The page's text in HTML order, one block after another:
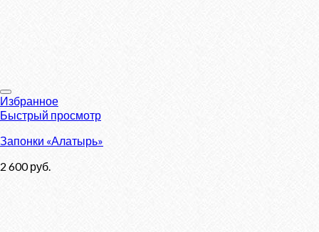
Избранное
Быстрый просмотр
Запонки «Алатырь»
2 600руб.